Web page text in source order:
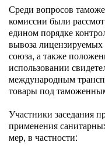
Среди вопросов
комиссии были
едином порядке
вывоза
союза, а также
использовании
международным
товары под
Участники заседания
применения
мер, в частности: